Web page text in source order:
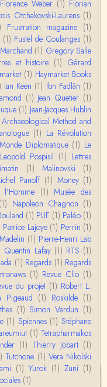
c'est toujours de ma f
pénis, c'est de cell
société pat…
Ca me fait me deman
l'histoire des…
En effet, les "b
a…
remise en cause de l'i
vivant essentiellem…
au collège de France
et la chasse, très c
dîtes : "Pourquoi,
nou…
Florence Weber (1) Florian
Otchakovski-Laurens (1)
Frustration magazine (1)
(1) Fustel de Coulanges (1)
(1) Gregory Salle
et histoire (1) Gérard
(1) Haymarket Books
Ian Keen (1) Ibn Fadlân (1)
(1) Jean Quetier (1)
(1) Jean-Jacques Hublin
Method and
(1) La Révolution
Diplomatique (1) Le
Leopold Pospisil (1) Lettres
(1) Malinovski
(1)
Panoff (1) Money (1)
l'Homme (1) Musée des
(1) Napoleon Chagnon (1)
(1) PUF (1) Paléo (1)
Patrice Lajoye (1) Perrin (1)
(1) Pierre-Henri Lab
Quentin Lafay (1) RTS (1)
(1) Regards (1) Regards
(1) Revue Clio (1)
du projet (1) Robert L.
Pigeaud (1) Roskilde (1)
(1) Simon Verdun (1)
(1) Spiennes (1) Stéphane
(1) Tetrapharmakos
(1) Thierry Jobart (1)
Tutchone (1) Vera Nikolski
(1) Yurok (1) Zuni (1)
(1)